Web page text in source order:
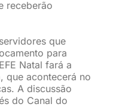
receberão
que
para
Natal fará a
que acontecerá no
A discussão
do Canal do